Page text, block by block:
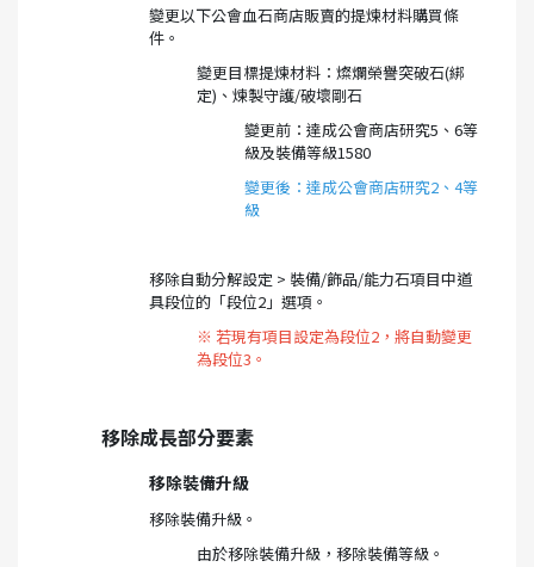
變更以下公會血石商店販賣的提煉材料購買條
件。
變更目標提煉材料：燦爛榮譽突破石(綁
定)、煉製守護/破壞剛石
變更前：達成公會商店研究5、6等
級及裝備等級1580
變更後：達成公會商店研究2、4等
級
移除自動分解設定 > 裝備/飾品/能力石項目中道
具段位的「段位2」選項。
※ 若現有項目設定為段位2，將自動變更
為段位3。
移除成長部分要素
移除裝備升級
移除裝備升級。
由於移除裝備升級，移除裝備等級。